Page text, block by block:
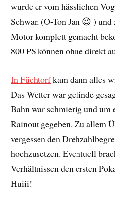
wurde er vom hässlichen
Schwan (O-Ton Jan 😉 ) und
Motor komplett gemacht
800 PS können ohne direkt
In Füchtorfkam dann alles
Das Wetter war gelinde
Bahn war schmierig und um
Rainout gegeben. Zu allem
vergessen den
hochzusetzen. Eventuell
Verhältnissen den ersten
Huiii!